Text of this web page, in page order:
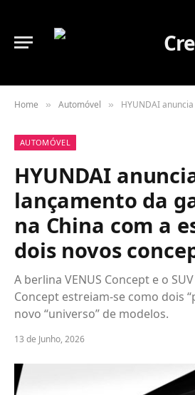
Home » Automóvel » HYUNDAI anuncia o lançamento da
AUTOMÓVEL
HYUNDAI
lançamento da
na China com a
dois novos
A berlina VENUS Concept e o
Concept estreiam-se como dois
novo “universo” de modelos.
13 de Junho, 2026